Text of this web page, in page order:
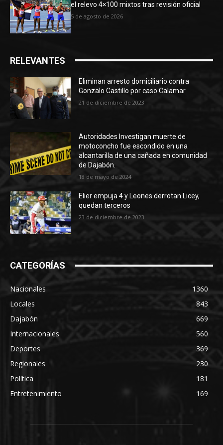
el relevo 4×100 mixtos tras revisión oficial
5 de agosto de 2026
RELEVANTES
Eliminan arresto domiciliario contra
Gonzalo Castillo por caso Calamar
21 de diciembre de 2023
Autoridades Investigan muerte de
motoconcho fue escondido en una
alcantarilla de una cañada en comunidad
de Dajabón.
18 de mayo de 2024
Elier empuja 4 y Leones derrotan Licey,
quedan terceros
23 de diciembre de 2023
CATEGORÍAS
Nacionales
1360
Locales
843
Dajabón
669
Internacionales
560
Deportes
369
Regionales
230
Política
181
Entretenimiento
169